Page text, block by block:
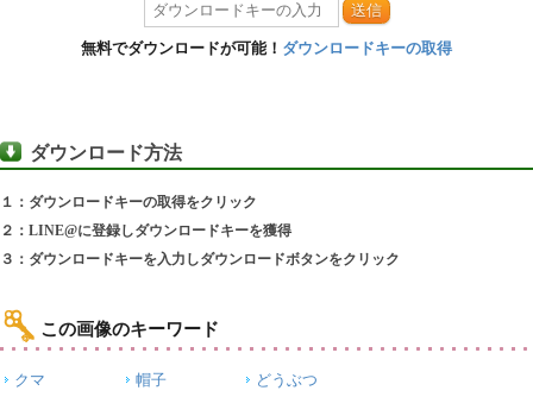
送信
無料でダウンロードが可能！ ダウンロードキーの取得
ダウンロード方法
１：ダウンロードキーの取得をクリック
２：LINE@に登録しダウンロードキーを獲得
３：ダウンロードキーを入力しダウンロードボタンをクリック
この画像のキーワード
クマ 帽子 どうぶつ